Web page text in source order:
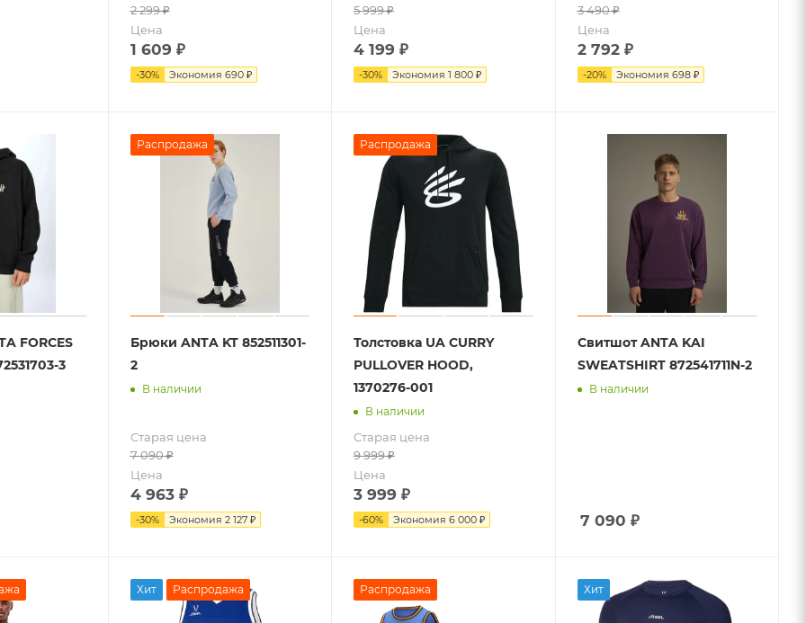
2 299₽
Цена
1 609 ₽
-30% Экономия 690 ₽
5 999₽
Цена
4 199 ₽
-30% Экономия 1 800 ₽
3 490₽
Цена
2 792₽
-20% Экономия 698 ₽
FORCES
3
Распродажа
Брюки ANTA KT 852511301-
2
В наличии
Старая цена
7 090₽
Цена
4 963₽
-30% Экономия 2 127 ₽
Распродажа
Толстовка UA CURRY
PULLOVER HOOD,
1370276-001
В наличии
Старая цена
9 999₽
Цена
3 999 ₽
-60% Экономия 6 000 ₽
Свитшот ANTA KAI
SWEATSHIRT 872541711N-2
В наличии
7 090 ₽
Хит Распродажа Распродажа Хит